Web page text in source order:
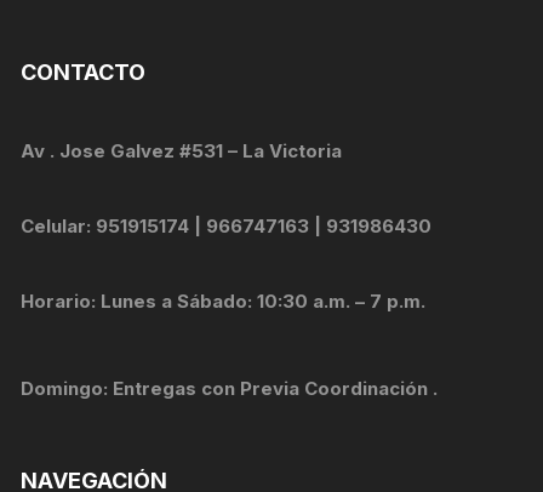
CONTACTO
Av . Jose Galvez #531 – La Victoria
Celular: 951915174 | 966747163 | 931986430
Horario: Lunes a Sábado: 10:30 a.m. – 7 p.m.
Domingo: Entregas con Previa Coordinación .
NAVEGACIÓN